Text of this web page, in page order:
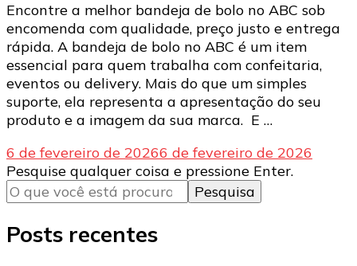
Encontre a melhor bandeja de bolo no ABC sob
encomenda com qualidade, preço justo e entrega
rápida. A bandeja de bolo no ABC é um item
essencial para quem trabalha com confeitaria,
eventos ou delivery. Mais do que um simples
suporte, ela representa a apresentação do seu
produto e a imagem da sua marca. E …
6 de fevereiro de 20266 de fevereiro de 2026
Procurando
algo?
Pesquise qualquer coisa e pressione Enter.
Posts recentes